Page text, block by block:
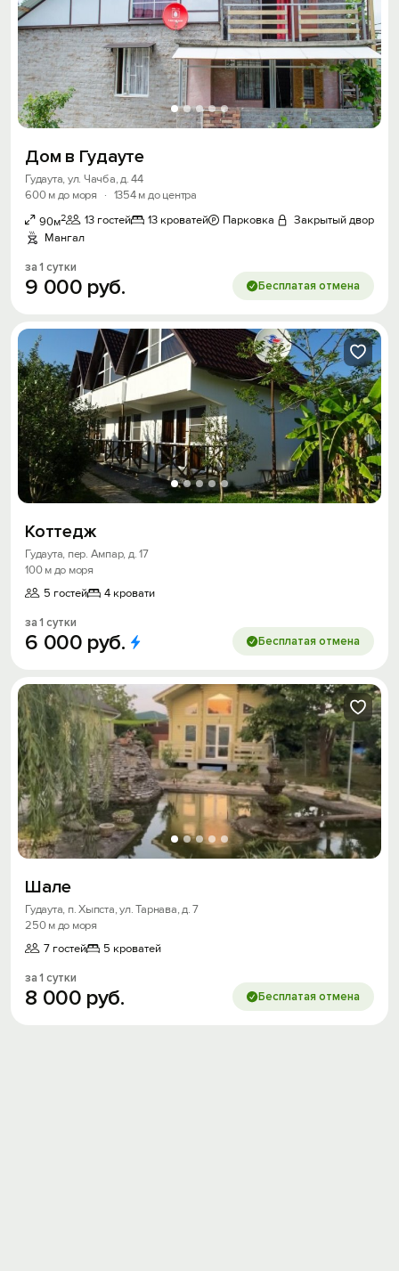
Дом в Гудауте
Гудаута, ул. Чачба, д. 44
600 м до моря
· 1354 м до центра
90м2 13 гостей 13 кроватей Парковка
Закрытый двор
Мангал
за 1 сутки
9 000 руб. Бесплатая отмена
Коттедж
Гудаута, пер. Ампар, д. 17
100 м до моря
5 гостей
4 кровати
за 1 сутки
6 000 руб. Бесплатая отмена
Шале
Гудаута, п. Хыпста, ул. Тарнава, д. 7
250 м до моря
7 гостей
5 кроватей
за 1 сутки
8 000 руб. Бесплатая отмена